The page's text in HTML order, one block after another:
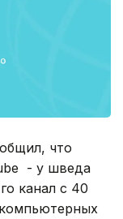
что
- у шведа
канал с 40